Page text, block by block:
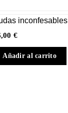
inconfesables
€
Añadir al carrito